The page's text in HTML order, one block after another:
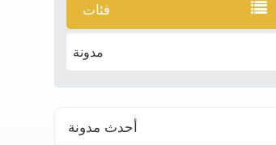
فئات
مدونة
أحدث مدونة